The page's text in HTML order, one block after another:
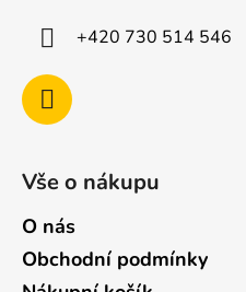
+420 730 514 546
Vše o nákupu
O nás
Obchodní podmínky